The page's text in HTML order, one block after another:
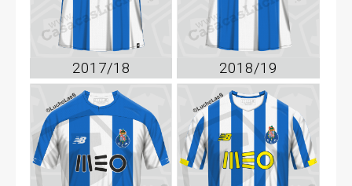
2017/18 2018/19